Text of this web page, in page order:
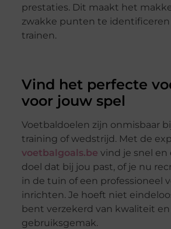
prestaties. Dit maakt het
zwakke punten te
trainen.
Vind het perfecte
voor jouw spel
Voetbaldoelen zijn onmisbaar
training of wedstrijd. Met de
voetbalgoals.be vind je snel
doel dat bij jou past, of je nu
in de tuin of een professioneel
inrichten. Je hoeft niet
bent verzekerd van kwaliteit en
gebruiksgemak.